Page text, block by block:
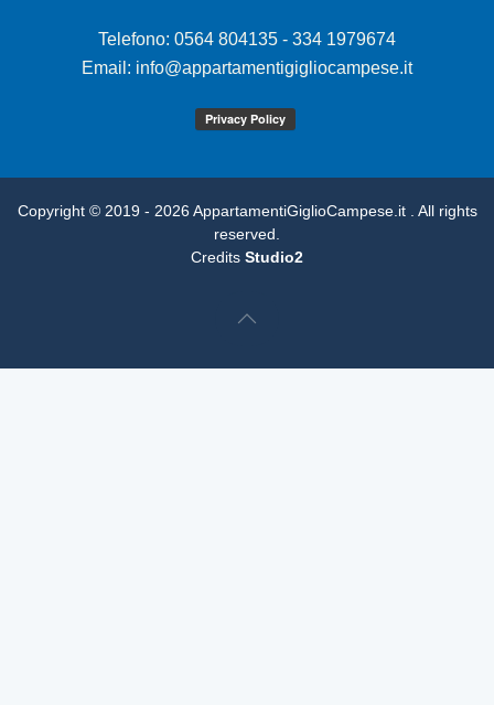
Telefono: 0564 804135 - 334 1979674
Email: info@appartamentigigliocampese.it
Copyright © 2019 - 2026 AppartamentiGiglioCampese.it . All rights
reserved.
Credits Studio2